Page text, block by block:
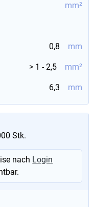
mm²
0,8 mm
> 1 - 2,5 mm²
6,3 mm
Stk.
nach Login